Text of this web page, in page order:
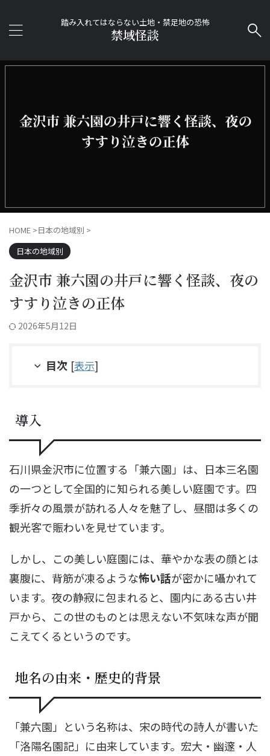
踏み入れてはならない土地・禁足地の恐怖
禁域怪談
HOME >日本の地域別 >
日本の地域別
金沢市 兼六園の井戸に響く怪談、夜の
すすり泣きの正体
2026年5月12日
目次 [表示]
導入
石川県金沢市に位置する「兼六園」は、日本三名園
の一つとして全国的に知られる美しい庭園です。四
季折々の風景が訪れる人々を魅了し、昼間は多くの
観光客で賑わいを見せています。
しかし、この美しい庭園には、華やかな表の顔とは
裏腹に、背筋が凍るような怖い話が密かに囁かれて
います。夜の静寂に包まれると、園内にある古い井
戸から、この世のものとは思えない不気味な声が聞
こえてくるというのです。
地名の由来・歴史的背景
「兼六園」という名称は、宋の時代の詩人が書いた
「洛陽名園記」に由来しています。宏大・幽邃・人